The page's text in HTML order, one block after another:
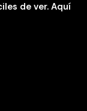
de ver. Aquí